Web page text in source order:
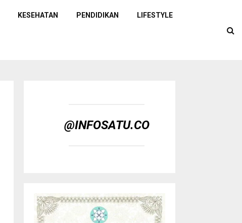
KESEHATAN PENDIDIKAN LIFESTYLE
@INFOSATU.CO